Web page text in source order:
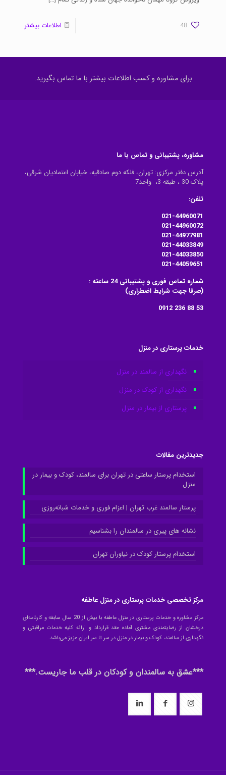
48 اطلاعات بیشتر
برای مشاوره و کسب اطلاعات بیشتر با ما تماس بگیرید.
مشاوره، پشتیبانی و تماس با ما
آدرس دفتر مرکزی: تهران، فلکه دوم صادقیه، خیابان اعتمادیان شرقی،
پلاک 30 ، طبقه 3، واحد7
تلفن:
021-44960071
021-44960072
021-44977981
021-44033849
021-44033850
021-44059651
شماره تماس فوری و پشتیبانی 24 ساعته :
(صرفا جهت شرایط اضطراری)
53 88 236 0912
خدمات پرستاری در منزل
نگهداری از سالمند در منزل
نگهداری از کودک در منزل
پرستاری از بیمار در منزل
جدیدترین مقالات
استخدام پرستار ساعتی در تهران برای سالمند، کودک و بیمار در
منزل
پرستار سالمند غرب تهران | اعزام فوری و خدمات شبانه‌روزی
نشانه های پیری در سالمندان را بشناسیم
استخدام پرستار کودک در نیاوران تهران
مرکز تخصصی خدمات پرستاری در منزل عاطفه
مرکز مشاوره و خدمات پرستاری در منزل عاطفه با بیش از 20 سال سابقه و کارنامه‌ای
درخشان از رضایتمندی مشتری آماده عقد قرارداد و ارائه کلیه خدمات مراقبتی و
نگهداری از سالمند، کودک و بیمار در منزل در سر تا سر ایران عزیز می‌باشد.
***عشق به سالمندان و کودکان در قلب ما جاریست.***